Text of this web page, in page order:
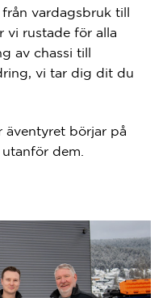
vardagsbruk till
vi rustade för alla
av chassi till
vi tar dig dit du
äventyret börjar på
dem.